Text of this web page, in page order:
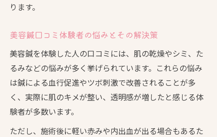
ります。
美容鍼口コミ体験者の悩みとその解決策
美容鍼を体験した人の口コミには、肌の乾燥やシミ、た
るみなどの悩みが多く挙げられています。これらの悩み
は鍼による血行促進やツボ刺激で改善されることが多
く、実際に肌のキメが整い、透明感が増したと感じる体
験者が多数います。
ただし、施術後に軽い赤みや内出血が出る場合もあるた